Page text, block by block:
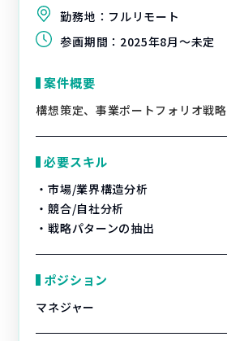
勤務地： フルリモート
参画期間： 2025年8月～未定
案件概要
構想策定、事業ポートフォリオ戦略
必要スキル
・市場/業界構造分析
・競合/自社分析
・戦略パターンの抽出
ポジション
マネジャー